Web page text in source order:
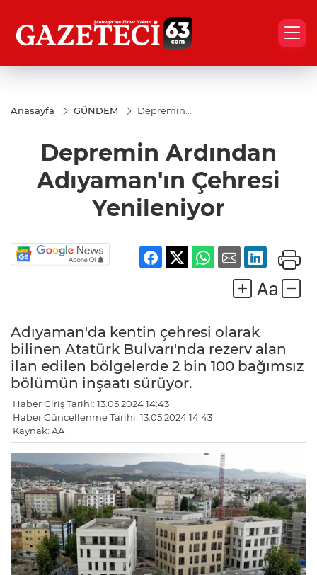
Anasayfa GÜNDEM
Depremin
Çehresi
Yenileniyor
Depremin Ardından
Adıyaman'ın Çehresi
Yenileniyor
Adıyaman'da kentin çehresi olarak
bilinen Atatürk Bulvarı'nda rezerv alan
ilan edilen bölgelerde 2 bin 100 bağımsız
bölümün inşaatı sürüyor.
Haber Giriş Tarihi: 13.05.2024 14:43
Haber Güncellenme Tarihi: 13.05.2024 14:43
Kaynak: AA